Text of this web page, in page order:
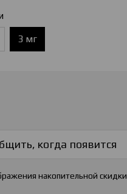
3 мг
когда появится
накопительной скидки